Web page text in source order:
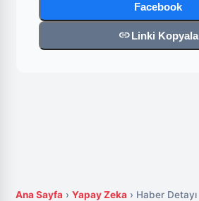
Facebook
linkLinki Kopyala
Ana Sayfa ›Yapay Zeka › Haber Detayı